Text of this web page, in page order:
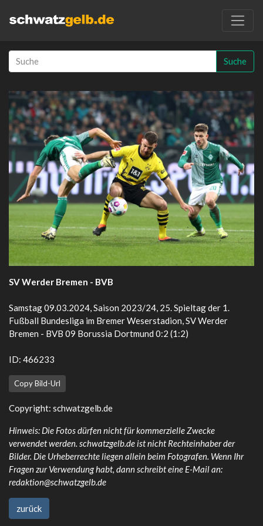
Suche
SV Werder Bremen - BVB
Samstag 09.03.2024, Saison 2023/24, 25. Spieltag der 1.
Fußball Bundesliga im Bremer Weserstadion, SV Werder
Bremen - BVB 09 Borussia Dortmund 0:2 (1:2)
ID: 466233
Copy Bild-Url
Copyright: schwatzgelb.de
Hinweis: Die Fotos dürfen nicht für kommerzielle Zwecke
verwendet werden. schwatzgelb.de ist nicht Rechteinhaber der
Bilder. Die Urheberrechte liegen allein beim Fotografen. Wenn Ihr
Fragen zur Verwendung habt, dann schreibt eine E-Mail an:
redaktion@schwatzgelb.de
zurück